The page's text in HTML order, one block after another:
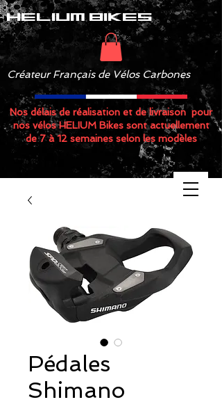
helium bikes
Créateur Français de Vélos Carbones
Nos délais de réalisation et de livraison pour
nos vélos HELIUM Bikes sont actuellement
de 7 à 12 semaines selon les modèles
Pédales
Shimano